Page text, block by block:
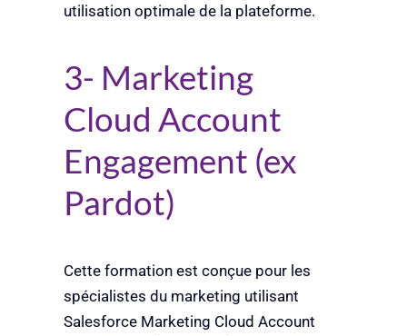
utilisation optimale de la plateforme.
3- Marketing
Cloud Account
Engagement (ex
Pardot)
Cette formation est conçue pour les
spécialistes du marketing utilisant
Salesforce Marketing Cloud Account